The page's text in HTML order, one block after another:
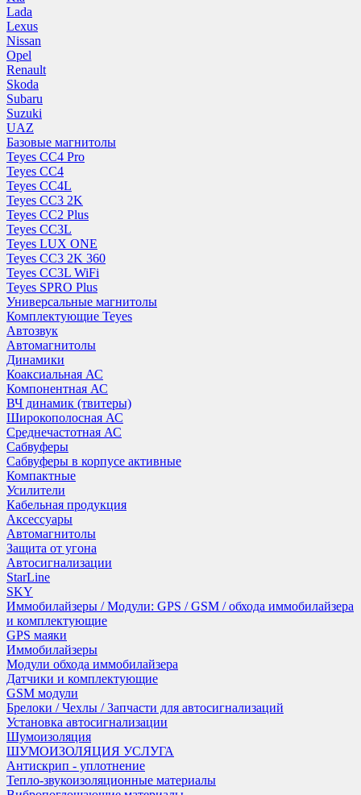
Lada
Lexus
Nissan
Opel
Renault
Skoda
Subaru
Suzuki
UAZ
Базовые магнитолы
Teyes CC4 Pro
Teyes CC4
Teyes CC4L
Teyes CC3 2K
Teyes CC2 Plus
Teyes CC3L
Teyes LUX ONE
Teyes CC3 2K 360
Teyes CC3L WiFi
Teyes SPRO Plus
Универсальные магнитолы
Комплектующие Teyes
Автозвук
Автомагнитолы
Динамики
Коаксиальная АС
Компонентная АС
ВЧ динамик (твитеры)
Широкополосная АС
Среднечастотная АС
Сабвуферы
Сабвуферы в корпусе активные
Компактные
Усилители
Кабельная продукция
Аксессуары
Автомагнитолы
Защита от угона
Автосигнализации
StarLine
SKY
Иммобилайзеры / Модули: GPS / GSM / обхода иммобилайзера
и комплектующие
GPS маяки
Иммобилайзеры
Модули обхода иммобилайзера
Датчики и комплектующие
GSM модули
Брелоки / Чехлы / Запчасти для автосигнализаций
Установка автосигнализации
Шумоизоляция
ШУМОИЗОЛЯЦИЯ УСЛУГА
Антискрип - уплотнение
Тепло-звукоизоляционные материалы